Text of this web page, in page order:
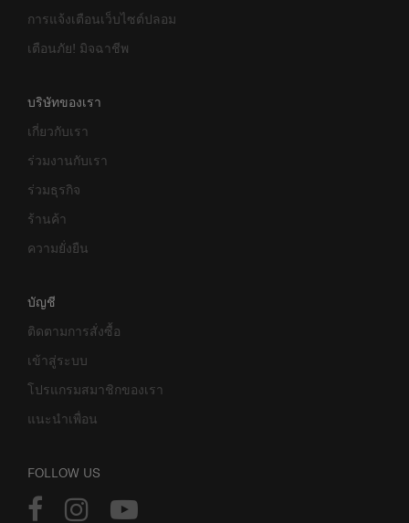
การแจ้งเตือนเว็บไซต์ปลอม
เตือนภัย! มิจฉาชีพ
บริษัทของเรา
เกี่ยวกับเรา
ร่วมงานกับเรา
ร่วมธุรกิจ
ร้านค้า
ความยั่งยืน
บัญชี
ติดตามการสั่งซื้อ
เข้าสู่ระบบ
โปรแกรมสมาชิกของเรา
แนะนำเพื่อน
FOLLOW US